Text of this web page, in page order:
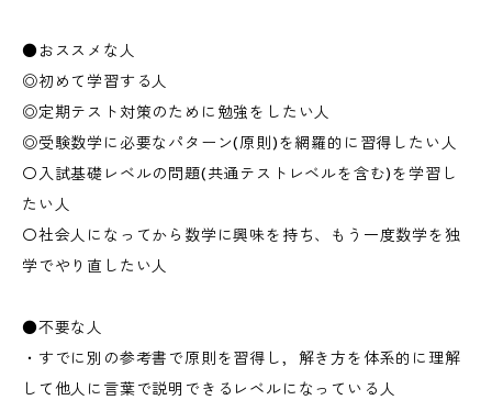
●おススメな人
◎初めて学習する人
◎定期テスト対策のために勉強をしたい人
◎受験数学に必要なパターン(原則)を網羅的に習得したい人
〇入試基礎レベルの問題(共通テストレベルを含む)を学習し
たい人
〇社会人になってから数学に興味を持ち、もう一度数学を独
学でやり直したい人
●不要な人
・すでに別の参考書で原則を習得し，解き方を体系的に理解
して他人に言葉で説明できるレベルになっている人